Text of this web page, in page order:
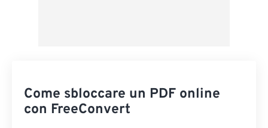
Come sbloccare un PDF online
con FreeConvert